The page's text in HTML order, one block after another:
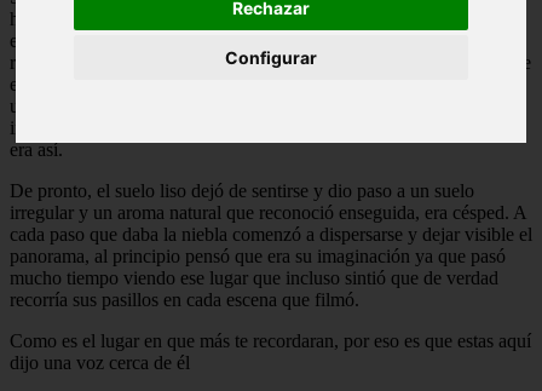
Rechazar
Configurar
hospital ni nada, traía su ropa de siempre y eso le pareció más
extraño. Se miró las manos y se dio cuenta que no tenía nada, ni un
rasguño. Revisó el lugar y vio que estaba completamente solo en ese
extraño lugar, el cual parecía que lo blancuzco del lugar se debía a
una espesa niebla. Se puso de pie y caminó por el lugar con la
intención de encontrar a alguien ahí, por desgracia parecía que no
era así.
De pronto, el suelo liso dejó de sentirse y dio paso a un suelo
irregular y un aroma natural que reconoció enseguida, era césped. A
cada paso que daba la niebla comenzó a dispersarse y dejar visible el
panorama, al principio pensó que era su imaginación ya que pasó
mucho tiempo viendo ese lugar que incluso sintió que de verdad
recorría sus pasillos en cada escena que filmó.
Como es el lugar en que más te recordaran, por eso es que estas aquí
dijo una voz cerca de él